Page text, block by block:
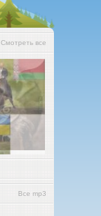
Смотреть все
Все mp3